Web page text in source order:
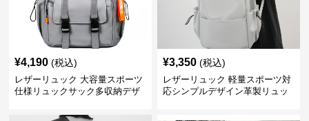
¥4,190 (税込)
レザーリュック 大容量スポーツ
仕様リュックサック多収納デザ
¥3,350 (税込)
レザーリュック 軽量スポーツ対
応シンプルデザイン革製リュッ